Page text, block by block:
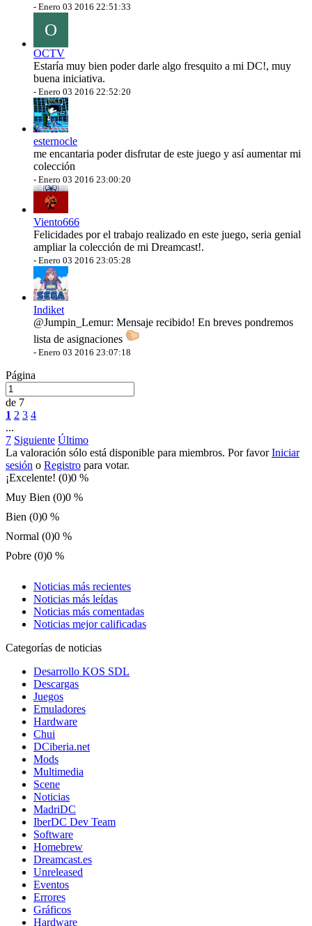
- Enero 03 2016 22:51:33
O
OCTV
Estaría muy bien poder darle algo fresquito a mi DC!, muy
buena iniciativa.
- Enero 03 2016 22:52:20
esternocle
me encantaria poder disfrutar de este juego y así aumentar mi
colección
- Enero 03 2016 23:00:20
Viento666
Felicidades por el trabajo realizado en este juego, seria genial
ampliar la colección de mi Dreamcast!.
- Enero 03 2016 23:05:28
Indiket
@Jumpin_Lemur: Mensaje recibido! En breves pondremos
lista de asignaciones
- Enero 03 2016 23:07:18
Página
de 7
1 2 3 4
...
7 Siguiente Último
La valoración sólo está disponible para miembros. Por favorIniciar
sesión o Registro para votar.
¡Excelente! (0)0 %
Muy Bien (0)0 %
Bien (0)0 %
Normal (0)0 %
Pobre (0)0 %
Noticias más recientes
Noticias más leídas
Noticias más comentadas
Noticias mejor calificadas
Categorías de noticias
Desarrollo KOS SDL
Descargas
Juegos
Emuladores
Hardware
Chui
DCiberia.net
Mods
Multimedia
Scene
Noticias
MadriDC
IberDC Dev Team
Software
Homebrew
Dreamcast.es
Unreleased
Eventos
Errores
Gráficos
Hardware